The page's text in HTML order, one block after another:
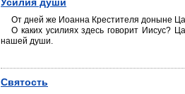
От дней же Иоанна Крестителя доныне
О каких усилиях здесь говорит Иисус?
нашей души.
Святость